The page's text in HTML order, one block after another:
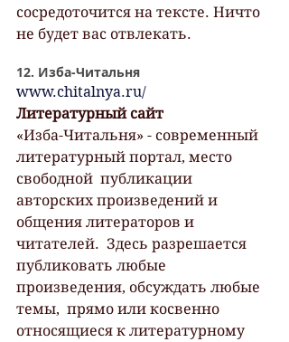
сосредоточится на тексте. Ничто
не будет вас отвлекать.
12. Изба-Читальня
www.chitalnya.ru/
Литературный сайт
«Изба-Читальня» - современный
литературный портал, место
свободной  публикации
авторских произведений и
общения литераторов и
читателей.  Здесь разрешается
публиковать любые
произведения, обсуждать любые
темы,  прямо или косвенно
относящиеся к литературному